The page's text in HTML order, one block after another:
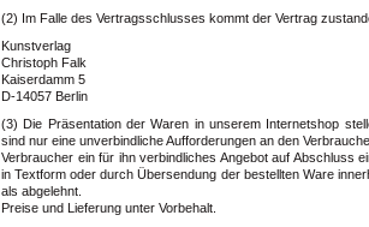
(2) Im Falle des Vertragsschlusses kommt der Vertrag
Kunstverlag
Christoph Falk
Kaiserdamm 5
D-14057 Berlin
(3) Die Präsentation der Waren in unserem Internetshop
sind nur eine unverbindliche Aufforderungen an den
Verbraucher ein für ihn verbindliches Angebot auf Abschluss
in Textform oder durch Übersendung der bestellten Ware
als abgelehnt.
Preise und Lieferung unter Vorbehalt.